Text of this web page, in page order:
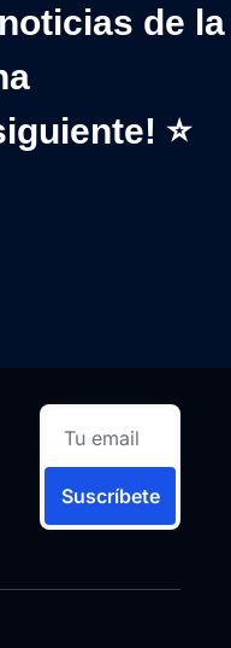
de la
⭐
Suscríbete